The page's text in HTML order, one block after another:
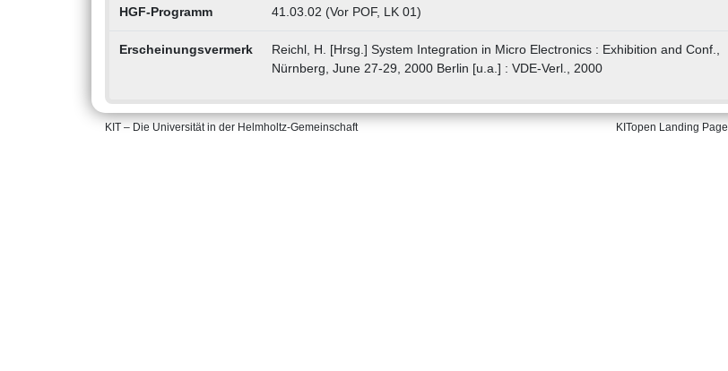
HGF-Programm 41.03.02 (Vor POF, LK 01)
Erscheinungsvermerk
Reichl, H. [Hrsg.] System Integration in Micro Electronics : Exhibition and Conf.,
Nürnberg, June 27-29, 2000 Berlin [u.a.] : VDE-Verl., 2000
KIT – Die Universität in der Helmholtz-Gemeinschaft KITopen Landing Page